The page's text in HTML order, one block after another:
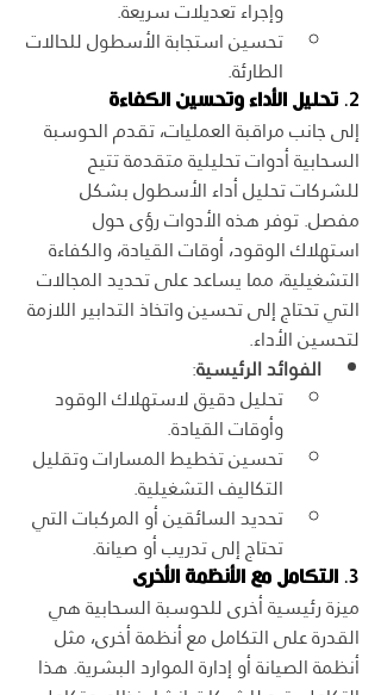
وإجراء تعديلات سريعة.
تحسين استجابة الأسطول للحالات
الطارئة.
2. تحليل الأداء وتحسين الكفاءة
إلى جانب مراقبة العمليات، تقدم الحوسبة
السحابية أدوات تحليلية متقدمة تتيح
للشركات تحليل أداء الأسطول بشكل
مفصل. توفر هذه الأدوات رؤى حول
استهلاك الوقود، أوقات القيادة، والكفاءة
التشغيلية، مما يساعد على تحديد المجالات
التي تحتاج إلى تحسين واتخاذ التدابير اللازمة
لتحسين الأداء.
الفوائد الرئيسية:
تحليل دقيق لاستهلاك الوقود
وأوقات القيادة.
تحسين تخطيط المسارات وتقليل
التكاليف التشغيلية.
تحديد السائقين أو المركبات التي
تحتاج إلى تدريب أو صيانة.
3. التكامل مع الأنظمة الأخرى
ميزة رئيسية أخرى للحوسبة السحابية هي
القدرة على التكامل مع أنظمة أخرى، مثل
أنظمة الصيانة أو إدارة الموارد البشرية. هذا